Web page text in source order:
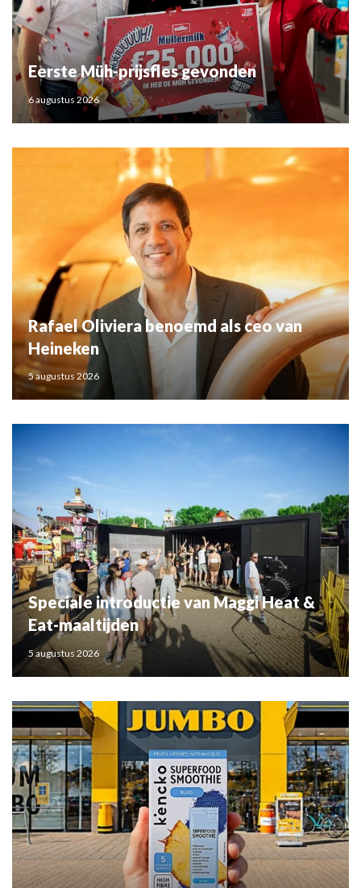
Eerste Müh-prijsfles gevonden
6 augustus 2026
Rafael Oliviera benoemd als ceo van
Heineken
5 augustus 2026
Speciale introductie van Maggi Heat &
Eat-maaltijden
5 augustus 2026